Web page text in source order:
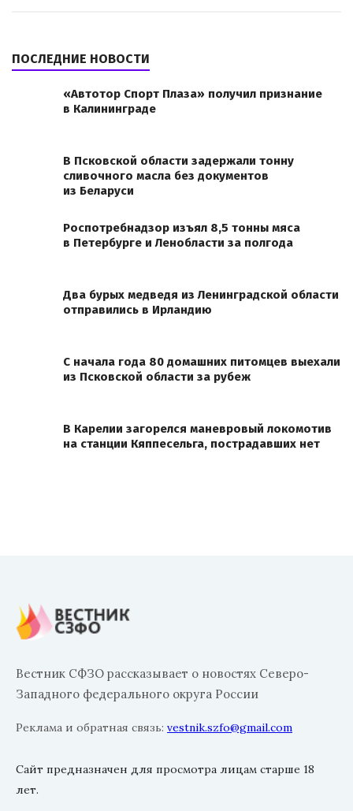
ПОСЛЕДНИЕ НОВОСТИ
«Автотор Спорт Плаза» получил признание
в Калининграде
В Псковской области задержали тонну
сливочного масла без документов
из Беларуси
Роспотребнадзор изъял 8,5 тонны мяса
в Петербурге и Ленобласти за полгода
Два бурых медведя из Ленинградской области
отправились в Ирландию
С начала года 80 домашних питомцев выехали
из Псковской области за рубеж
В Карелии загорелся маневровый локомотив
на станции Кяппесельга, пострадавших нет
Вестник СФЗО рассказывает о новостях Северо-
Западного федерального округа России
Реклама и обратная связь: vestnik.szfo@gmail.com
Сайт предназначен для просмотра лицам старше 18
лет.